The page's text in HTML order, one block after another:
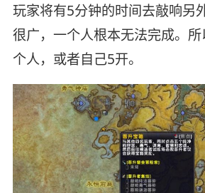
玩家将有5分钟的时间去敲响另
很广，一个人根本无法完成。
个人，或者自己5开。